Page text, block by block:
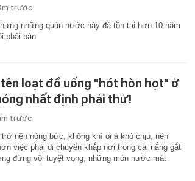
trước
những quán nước này đã tồn tại hơn 10 năm
phải bàn.
loạt đồ uống "hót hòn họt" ở
nhất định phải thử!
trước
nên nóng bức, không khí oi ả khó chịu, nên
việc phải di chuyển khắp nơi trong cái nắng gắt
đừng vội tuyệt vọng, những món nước mát